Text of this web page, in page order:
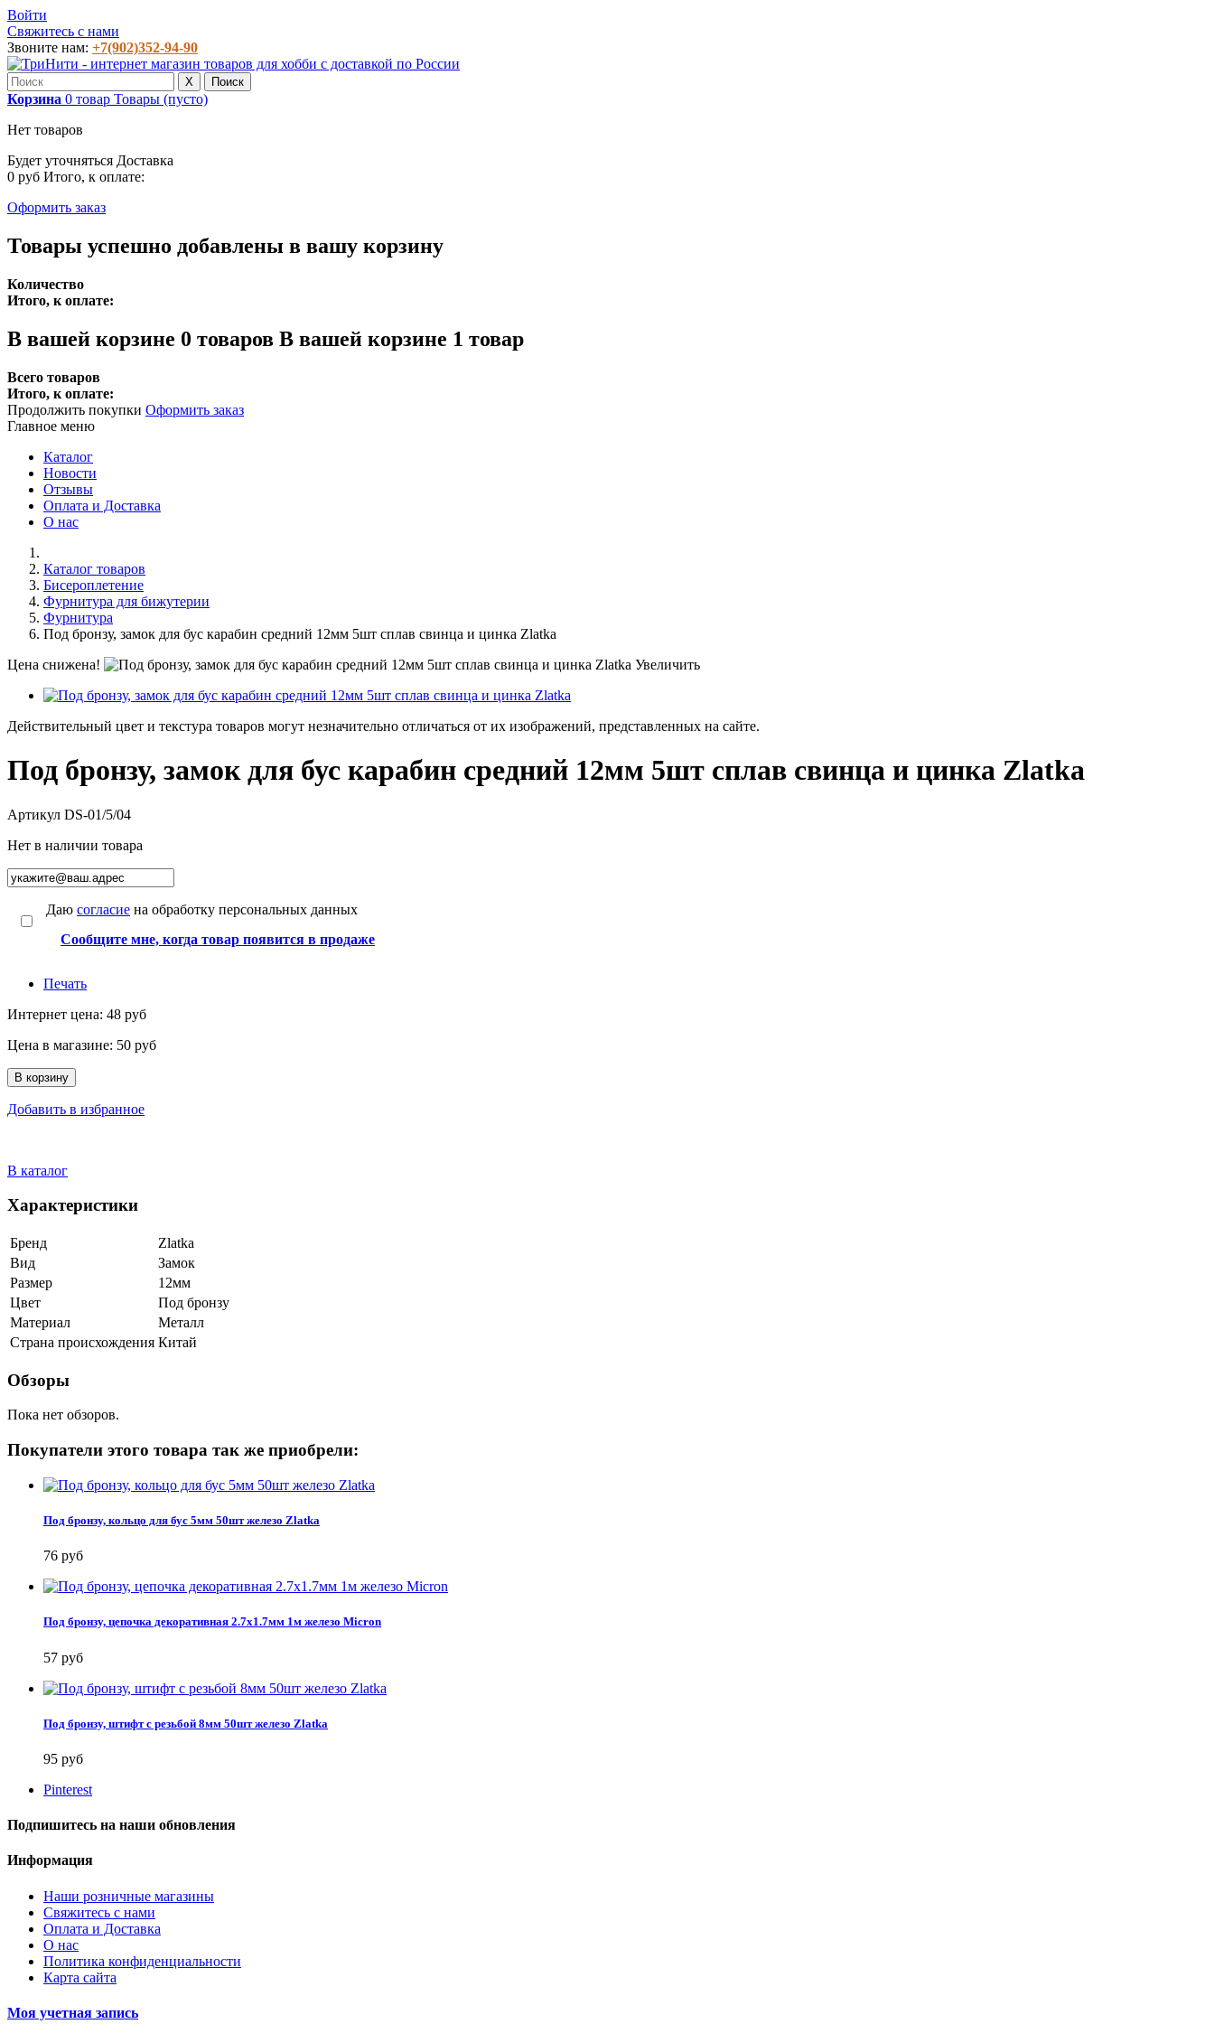
Войти
Свяжитесь с нами
Звоните нам: +7(902)352-94-90
X Поиск
Корзина 0 товар Товары (пусто)
Нет товаров
Будет уточняться Доставка
0 руб Итого, к оплате:
Оформить заказ
Товары успешно добавлены в вашу корзину
Количество
Итого, к оплате:
В вашей корзине 0 товаров В вашей корзине 1 товар
Всего товаров
Итого, к оплате:
Продолжить покупки Оформить заказ
Главное меню
Каталог
Новости
Отзывы
Оплата и Доставка
О нас
Каталог товаров
Бисероплетение
Фурнитура для бижутерии
Фурнитура
Под бронзу, замок для бус карабин средний 12мм 5шт сплав свинца и цинка Zlatka
Цена снижена!
Увеличить
Действительный цвет и текстура товаров могут незначительно отличаться от их изображений, представленных на сайте.
Под бронзу, замок для бус карабин средний 12мм 5шт сплав свинца и цинка Zlatka
Артикул DS-01/5/04
Нет в наличии товара
Даю согласие на обработку персональных данных
Сообщите мне, когда товар появится в продаже
Печать
Интернет цена: 48 руб
Цена в магазине: 50 руб
В корзину
Добавить в избранное
В каталог
Характеристики
Бренд
Zlatka
Вид
Замок
Размер
12мм
Цвет
Под бронзу
Материал
Металл
Страна происхождения Китай
Обзоры
Пока нет обзоров.
Покупатели этого товара так же приобрели:
Под бронзу, кольцо для бус 5мм 50шт железо Zlatka
76 руб
Под бронзу, цепочка декоративная 2.7x1.7мм 1м железо Micron
57 руб
Под бронзу, штифт с резьбой 8мм 50шт железо Zlatka
95 руб
Pinterest
Подпишитесь на наши обновления
Информация
Наши розничные магазины
Свяжитесь с нами
Оплата и Доставка
О нас
Политика конфиденциальности
Карта сайта
Моя учетная запись